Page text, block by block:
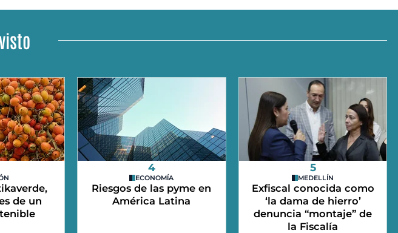
de un
4
ECONOMÍA
Riesgos de las pyme en
América Latina
5
MEDELLÍN
Exfiscal conocida como
‘la dama de hierro’
denuncia “montaje” de
la Fiscalía